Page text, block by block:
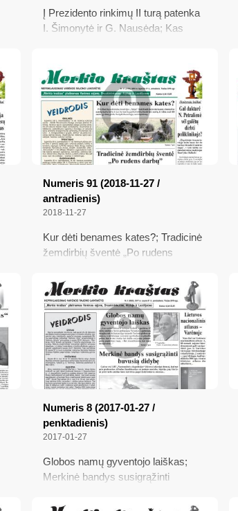
Į Prezidento rinkimų II turą patenka
I. Šimonytė ir G. Nausėda; Kas
Varėnoje; Išskirtinė pamoka
Numeris 91 (2018-11-27 /
antradienis)
2018-11-27
Kur dėti benames kates?; Tradicinė
žemdirbių šventė „Po rudens
piktesnis“; Gal daktarė N. Petralienė
vėl galėtų dirbti poliklinikoje?
Numeris 8 (2017-01-27 /
penktadienis)
2017-01-27
Globos namų gyventojo laiškas;
Merkinė bandys susigrąžinti
Sausio 13-osios minėjimo; Ko